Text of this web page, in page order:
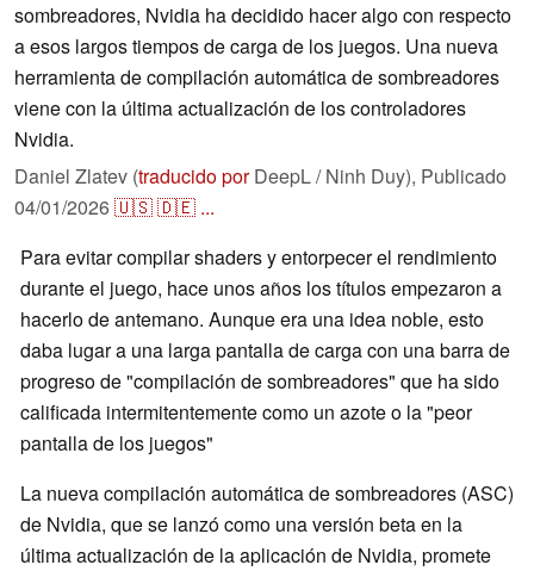
sombreadores, Nvidia ha decidido hacer algo con respecto
a esos largos tiempos de carga de los juegos. Una nueva
herramienta de compilación automática de sombreadores
viene con la última actualización de los controladores
Nvidia.
Daniel Zlatev (traducido porDeepL / Ninh Duy), Publicado
04/01/2026🇺🇸🇩🇪 ...
Para evitar compilar shaders y entorpecer el rendimiento
durante el juego, hace unos años los títulos empezaron a
hacerlo de antemano. Aunque era una idea noble, esto
daba lugar a una larga pantalla de carga con una barra de
progreso de "compilación de sombreadores" que ha sido
calificada intermitentemente como un azote o la "peor
pantalla de los juegos"
La nueva compilación automática de sombreadores (ASC)
de Nvidia, que se lanzó como una versión beta en la
última actualización de la aplicación de Nvidia, promete